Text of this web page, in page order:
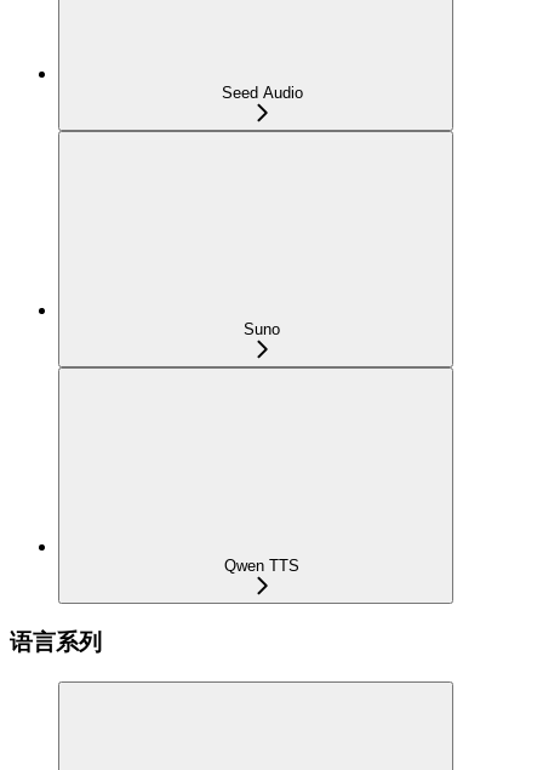
Seed Audio
Suno
Qwen TTS
语言系列